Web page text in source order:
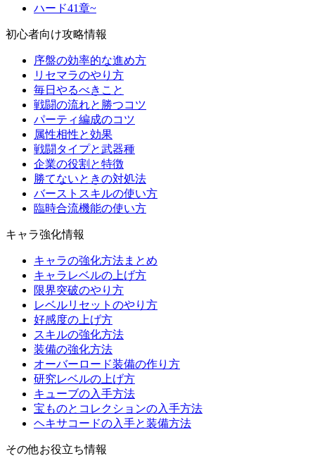
ハード41章~
初心者向け攻略情報
序盤の効率的な進め方
リセマラのやり方
毎日やるべきこと
戦闘の流れと勝つコツ
パーティ編成のコツ
属性相性と効果
戦闘タイプと武器種
企業の役割と特徴
勝てないときの対処法
バーストスキルの使い方
臨時合流機能の使い方
キャラ強化情報
キャラの強化方法まとめ
キャラレベルの上げ方
限界突破のやり方
レベルリセットのやり方
好感度の上げ方
スキルの強化方法
装備の強化方法
オーバーロード装備の作り方
研究レベルの上げ方
キューブの入手方法
宝ものとコレクションの入手方法
ヘキサコードの入手と装備方法
その他お役立ち情報